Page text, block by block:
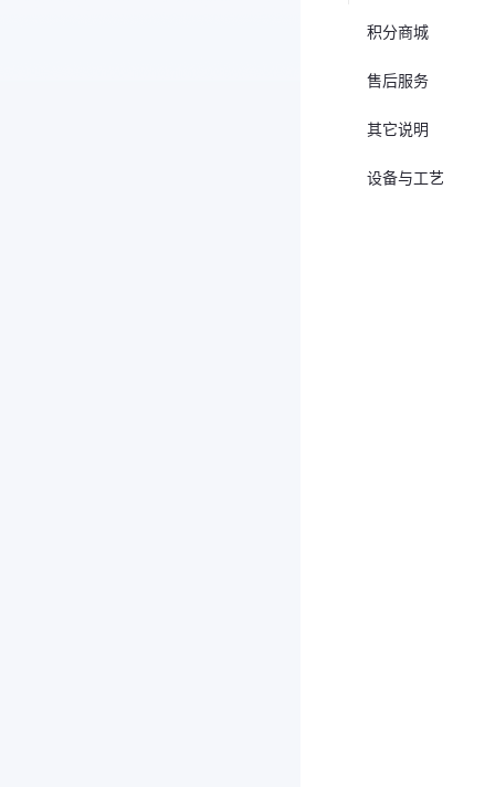
积分商城
售后服务
其它说明
设备与工艺